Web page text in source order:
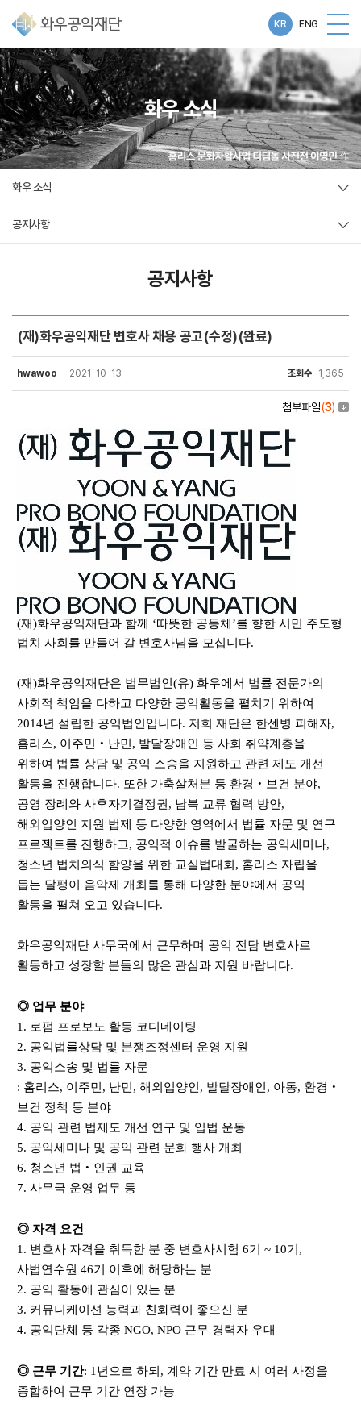
KR ENG
화우 소식
화우 소식
공지사항
공지사항
(재)화우공익재단 변호사 채용 공고(수정)(완료)
hwawoo 2021-10-13 조회수 1,365
첨부파일(3)
(재)화우공익재단과 함께 ‘따뜻한 공동체 ’를 향한 시민 주도형
법치 사회를 만들어 갈 변호사님을 모십니다.
(재)화우공익재단은 법무법인 (유) 화우에서 법률 전문가의
사회적 책임을 다하고 다양한 공익활동을 펼치기 위하여
2014년 설립한 공익법인입니다. 저희 재단은 한센병 피해자,
홈리스, 이주민 ‧ 난민 , 발달장애인 등 사회 취약계층을
위하여 법률 상담 및 공익 소송을 지원하고 관련 제도 개선
활동을 진행합니다. 또한 가축살처분 등 환경 ‧ 보건 분야,
공영 장례와 사후자기결정권 , 남북 교류 협력 방안,
해외입양인 지원 법제 등 다양한 영역에서 법률 자문 및 연구
프로젝트를 진행하고, 공익적 이슈를 발굴하는 공익세미나,
청소년 법치의식 함양을 위한 교실법대회 , 홈리스 자립을
돕는 달팽이 음악제 개최를 통해 다양한 분야에서 공익
활동을 펼쳐 오고 있습니다.
화우공익재단 사무국에서 근무하며 공익 전담 변호사로
활동하고 성장할 분들의 많은 관심과 지원 바랍니다.
◎ 업무 분야
1. 로펌 프로보노 활동 코디네이팅
2. 공익법률상담 및 분쟁조정센터 운영 지원
3. 공익소송 및 법률 자문
: 홈리스, 이주민 , 난민 , 해외입양인 , 발달장애인 , 아동, 환경 ‧
보건 정책 등 분야
4. 공익 관련 법제도 개선 연구 및 입법 운동
5. 공익세미나 및 공익 관련 문화 행사 개최
6. 청소년 법 ‧ 인권 교육
7. 사무국 운영 업무 등
◎ 자격 요건
1. 변호사 자격을 취득한 분 중 변호사시험 6기 ~ 10기 ,
사법연수원 46기 이후에 해당하는 분
2. 공익 활동에 관심이 있는 분
3. 커뮤니케이션 능력과 친화력이 좋으신 분
4. 공익단체 등 각종 NGO, NPO 근무 경력자 우대
◎ 근무 기간: 1 년으로 하되 , 계약 기간 만료 시 여러 사정을
종합하여 근무 기간 연장 가능